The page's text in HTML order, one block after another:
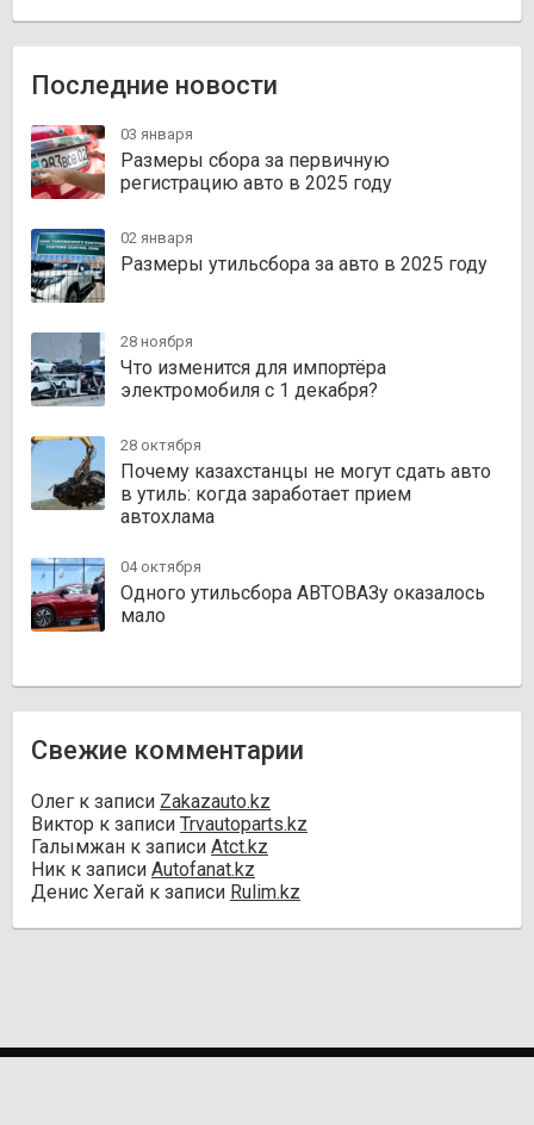
Последние новости
03 января
Размеры сбора за первичную
регистрацию авто в 2025 году
02 января
Размеры утильсбора за авто в 2025 году
28 ноября
Что изменится для импортёра
электромобиля с 1 декабря?
28 октября
Почему казахстанцы не могут сдать авто
в утиль: когда заработает прием
автохлама
04 октября
Одного утильсбора АВТОВАЗу оказалось
мало
Свежие комментарии
Олег к записи Zakazauto.kz
Виктор к записи Trvautoparts.kz
Галымжан к записи Atct.kz
Ник к записи Autofanat.kz
Денис Хегай к записи Rulim.kz